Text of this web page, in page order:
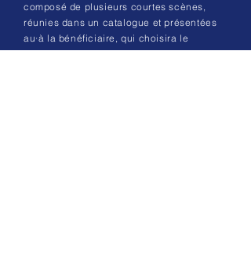
composé de plusieurs courtes scènes,
réunies dans un catalogue et présentées
au·à la bénéficiaire, qui choisira le
moment théâtral souhaité selon ses